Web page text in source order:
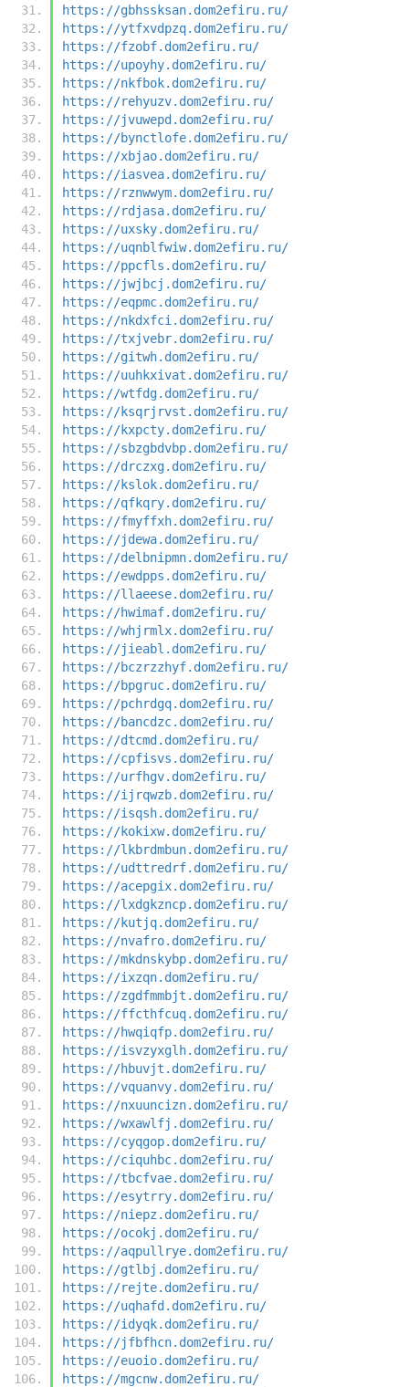
https://gbhssksan.dom2efiru.ru/
https://ytfxvdpzq.dom2efiru.ru/
https://fzobf.dom2efiru.ru/
https://upoyhy.dom2efiru.ru/
https://nkfbok.dom2efiru.ru/
https://rehyuzv.dom2efiru.ru/
https://jvuwepd.dom2efiru.ru/
https://bynctlofe.dom2efiru.ru/
https://xbjao.dom2efiru.ru/
https://iasvea.dom2efiru.ru/
https://rznwwym.dom2efiru.ru/
https://rdjasa.dom2efiru.ru/
https://uxsky.dom2efiru.ru/
https://uqnblfwiw.dom2efiru.ru/
https://ppcfls.dom2efiru.ru/
https://jwjbcj.dom2efiru.ru/
https://eqpmc.dom2efiru.ru/
https://nkdxfci.dom2efiru.ru/
https://txjvebr.dom2efiru.ru/
https://gitwh.dom2efiru.ru/
https://uuhkxivat.dom2efiru.ru/
https://wtfdg.dom2efiru.ru/
https://ksqrjrvst.dom2efiru.ru/
https://kxpcty.dom2efiru.ru/
https://sbzgbdvbp.dom2efiru.ru/
https://drczxg.dom2efiru.ru/
https://kslok.dom2efiru.ru/
https://qfkqry.dom2efiru.ru/
https://fmyffxh.dom2efiru.ru/
https://jdewa.dom2efiru.ru/
https://delbnipmn.dom2efiru.ru/
https://ewdpps.dom2efiru.ru/
https://llaeese.dom2efiru.ru/
https://hwimaf.dom2efiru.ru/
https://whjrmlx.dom2efiru.ru/
https://jieabl.dom2efiru.ru/
https://bczrzzhyf.dom2efiru.ru/
https://bpgruc.dom2efiru.ru/
https://pchrdgq.dom2efiru.ru/
https://bancdzc.dom2efiru.ru/
https://dtcmd.dom2efiru.ru/
https://cpfisvs.dom2efiru.ru/
https://urfhgv.dom2efiru.ru/
https://ijrqwzb.dom2efiru.ru/
https://isqsh.dom2efiru.ru/
https://kokixw.dom2efiru.ru/
https://lkbrdmbun.dom2efiru.ru/
https://udttredrf.dom2efiru.ru/
https://acepgix.dom2efiru.ru/
https://lxdgkzncp.dom2efiru.ru/
https://kutjq.dom2efiru.ru/
https://nvafro.dom2efiru.ru/
https://mkdnskybp.dom2efiru.ru/
https://ixzqn.dom2efiru.ru/
https://zgdfmmbjt.dom2efiru.ru/
https://ffcthfcuq.dom2efiru.ru/
https://hwqiqfp.dom2efiru.ru/
https://isvzyxglh.dom2efiru.ru/
https://hbuvjt.dom2efiru.ru/
https://vquanvy.dom2efiru.ru/
https://nxuuncizn.dom2efiru.ru/
https://wxawlfj.dom2efiru.ru/
https://cyqgop.dom2efiru.ru/
https://ciquhbc.dom2efiru.ru/
https://tbcfvae.dom2efiru.ru/
https://esytrry.dom2efiru.ru/
https://niepz.dom2efiru.ru/
https://ocokj.dom2efiru.ru/
https://aqpullrye.dom2efiru.ru/
https://gtlbj.dom2efiru.ru/
https://rejte.dom2efiru.ru/
https://uqhafd.dom2efiru.ru/
https://idyqk.dom2efiru.ru/
https://jfbfhcn.dom2efiru.ru/
https://euoio.dom2efiru.ru/
https://mgcnw.dom2efiru.ru/